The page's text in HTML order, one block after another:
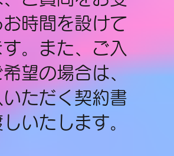
お時間を設けて
。また、ご入
望の場合は、
いただく契約書
いたします。